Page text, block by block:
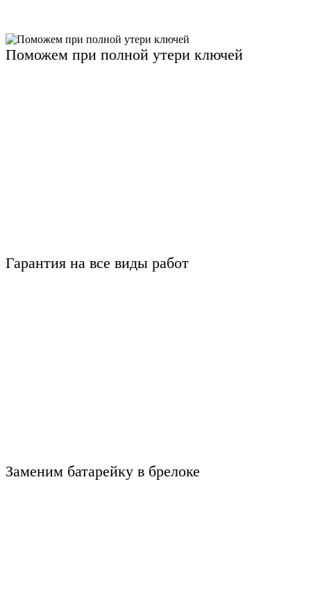
Поможем при полной утери ключей
Гарантия на все виды работ
Заменим батарейку в брелоке